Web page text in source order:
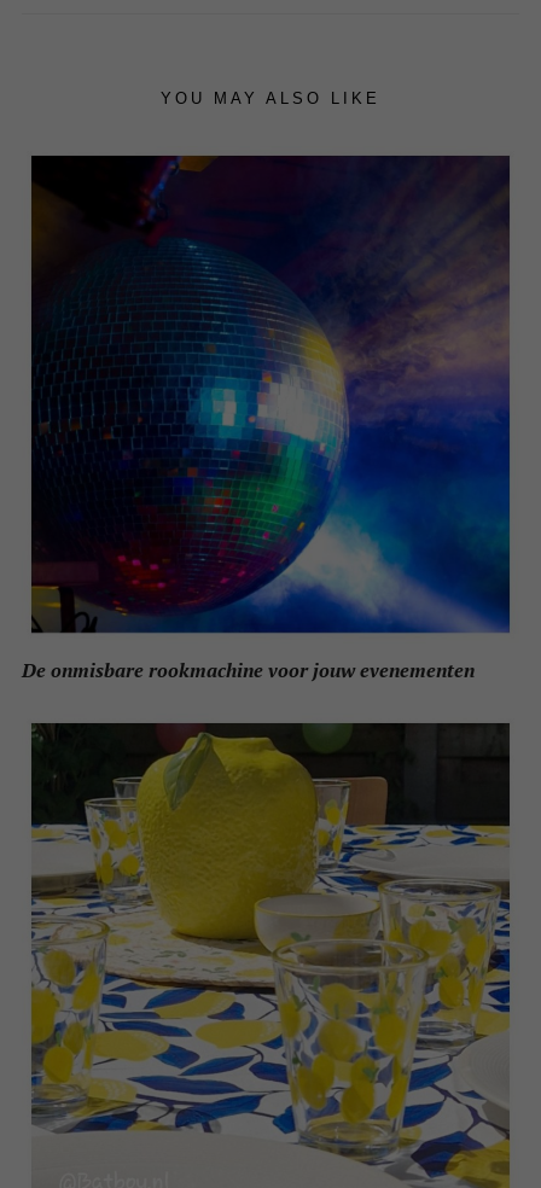
YOU MAY ALSO LIKE
De onmisbare rookmachine voor jouw evenementen